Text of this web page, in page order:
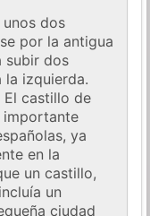
dos
por la antigua
subir dos
la izquierda.
castillo de
importante
ya
en la
un castillo,
un
ciudad